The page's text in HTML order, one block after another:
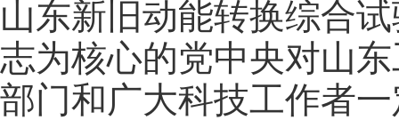
山东新旧动能转换综合
志为核心的党中央对山
部门和广大科技工作者